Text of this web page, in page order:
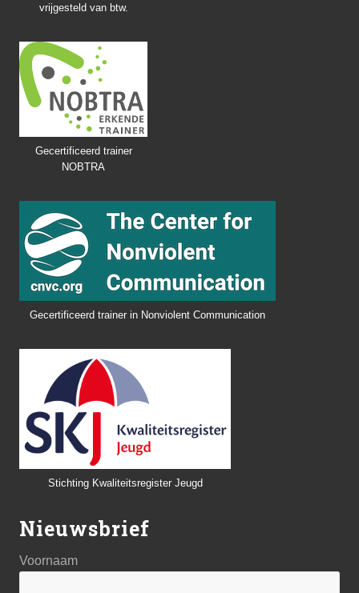
vrijgesteld van btw.
Gecertificeerd trainer
NOBTRA
Gecertificeerd trainer in Nonviolent Communication
Stichting Kwaliteitsregister Jeugd
Nieuwsbrief
Voornaam